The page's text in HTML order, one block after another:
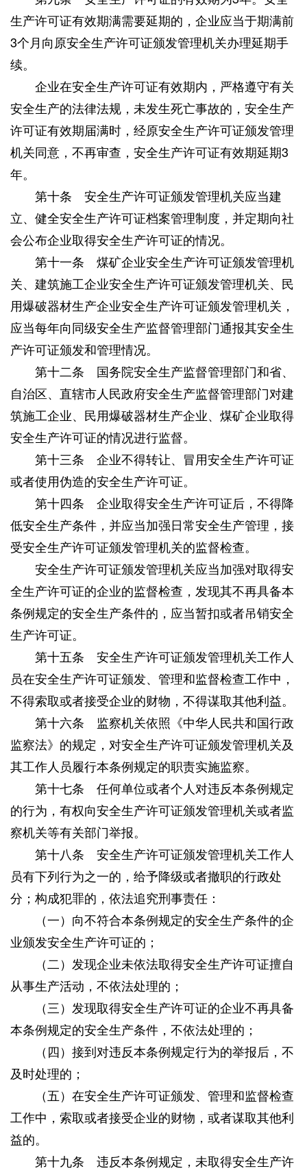
生产许可证有效期满需要延期的，企业应当于期满前
3个月向原安全生产许可证颁发管理机关办理延期手
续。
企业在安全生产许可证有效期内，严格遵守有关
安全生产的法律法规，未发生死亡事故的，安全生产
许可证有效期届满时，经原安全生产许可证颁发管理
机关同意，不再审查，安全生产许可证有效期延期3
年。
第十条 安全生产许可证颁发管理机关应当建
立、健全安全生产许可证档案管理制度，并定期向社
会公布企业取得安全生产许可证的情况。
第十一条 煤矿企业安全生产许可证颁发管理机
关、建筑施工企业安全生产许可证颁发管理机关、民
用爆破器材生产企业安全生产许可证颁发管理机关，
应当每年向同级安全生产监督管理部门通报其安全生
产许可证颁发和管理情况。
第十二条 国务院安全生产监督管理部门和省、
自治区、直辖市人民政府安全生产监督管理部门对建
筑施工企业、民用爆破器材生产企业、煤矿企业取得
安全生产许可证的情况进行监督。
第十三条 企业不得转让、冒用安全生产许可证
或者使用伪造的安全生产许可证。
第十四条 企业取得安全生产许可证后，不得降
低安全生产条件，并应当加强日常安全生产管理，接
受安全生产许可证颁发管理机关的监督检查。
安全生产许可证颁发管理机关应当加强对取得安
全生产许可证的企业的监督检查，发现其不再具备本
条例规定的安全生产条件的，应当暂扣或者吊销安全
生产许可证。
第十五条 安全生产许可证颁发管理机关工作人
员在安全生产许可证颁发、管理和监督检查工作中，
不得索取或者接受企业的财物，不得谋取其他利益。
第十六条 监察机关依照《中华人民共和国行政
监察法》的规定，对安全生产许可证颁发管理机关及
其工作人员履行本条例规定的职责实施监察。
第十七条 任何单位或者个人对违反本条例规定
的行为，有权向安全生产许可证颁发管理机关或者监
察机关等有关部门举报。
第十八条 安全生产许可证颁发管理机关工作人
员有下列行为之一的，给予降级或者撤职的行政处
分；构成犯罪的，依法追究刑事责任：
（一）向不符合本条例规定的安全生产条件的企
业颁发安全生产许可证的；
（二）发现企业未依法取得安全生产许可证擅自
从事生产活动，不依法处理的；
（三）发现取得安全生产许可证的企业不再具备
本条例规定的安全生产条件，不依法处理的；
（四）接到对违反本条例规定行为的举报后，不
及时处理的；
（五）在安全生产许可证颁发、管理和监督检查
工作中，索取或者接受企业的财物，或者谋取其他利
益的。
第十九条 违反本条例规定，未取得安全生产许